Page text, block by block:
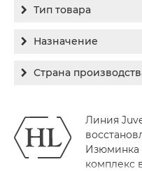
Тип товара
Бальзам
Концентрат
Крем
Крем тональный
Назначение
Заживление
Лечение акне
Обновление кожи
Страна
Канада
Россия
Линия
Изюминка
комплекс